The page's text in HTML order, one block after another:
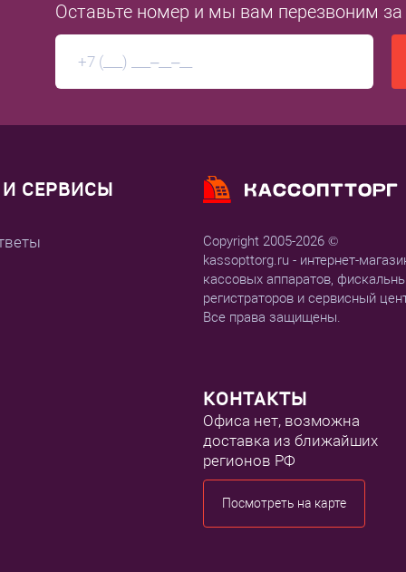
Оставьте номер и мы вам перезвоним
СЕРВИСЫ
Copyright 2005-2026 ©
kassopttorg.ru - интернет-
кассовых аппаратов,
регистраторов и сервисный
Все права защищены.
КОНТАКТЫ
Офиса нет, возможна
доставка из ближайших
регионов РФ
Посмотреть на карте